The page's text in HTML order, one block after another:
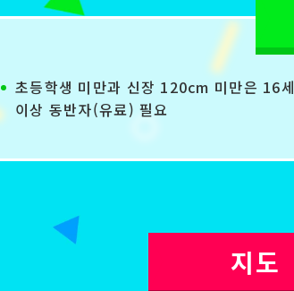
초등학생 미만과 신장 120cm 미만은 16세
이상 동반자(유료) 필요
지도